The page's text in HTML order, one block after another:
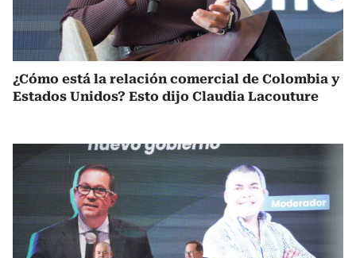
¿Cómo está la relación comercial de Colombia y
Estados Unidos? Esto dijo Claudia Lacouture